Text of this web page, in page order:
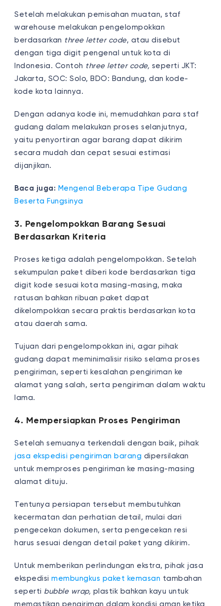
Setelah melakukan pemisahan muatan, staf
warehouse melakukan pengelompokkan
berdasarkan three letter code, atau disebut
dengan tiga digit pengenal untuk kota di
Indonesia. Contoh three letter code, seperti JKT:
Jakarta, SOC: Solo, BDO: Bandung, dan kode-
kode kota lainnya.
Dengan adanya kode ini, memudahkan para staf
gudang dalam melakukan proses selanjutnya,
yaitu penyortiran agar barang dapat dikirim
secara mudah dan cepat sesuai estimasi
dijanjikan.
Baca juga: Mengenal Beberapa Tipe Gudang
Beserta Fungsinya
3. Pengelompokkan Barang Sesuai
Berdasarkan Kriteria
Proses ketiga adalah pengelompokkan. Setelah
sekumpulan paket diberi kode berdasarkan tiga
digit kode sesuai kota masing-masing, maka
ratusan bahkan ribuan paket dapat
dikelompokkan secara praktis berdasarkan kota
atau daerah sama.
Tujuan dari pengelompokkan ini, agar pihak
gudang dapat meminimalisir risiko selama proses
pengiriman, seperti kesalahan pengiriman ke
alamat yang salah, serta pengiriman dalam waktu
lama.
4. Mempersiapkan Proses Pengiriman
Setelah semuanya terkendali dengan baik, pihak
jasa ekspedisi pengiriman barang dipersilakan
untuk memproses pengiriman ke masing-masing
alamat dituju.
Tentunya persiapan tersebut membutuhkan
kecermatan dan perhatian detail, mulai dari
pengecekan dokumen, serta pengecekan resi
harus sesuai dengan detail paket yang dikirim.
Untuk memberikan perlindungan ekstra, pihak jasa
ekspedisimembungkus paket kemasan tambahan
seperti bubble wrap, plastik bahkan kayu untuk
memastikan pengiriman dalam kondisi aman ketika